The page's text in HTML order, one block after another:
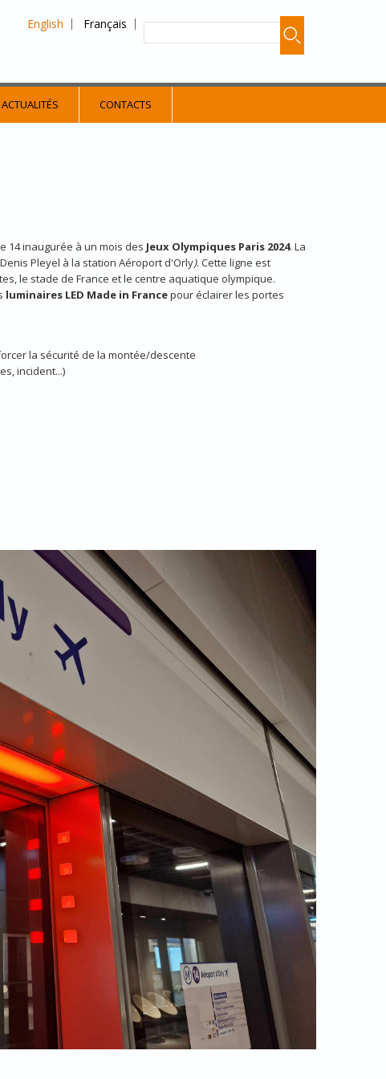
English Français
ACTUALITÉS CONTACTS
14 inaugurée à un mois des Jeux Olympiques Paris 2024. La
Pleyel à la station Aéroport d'Orly). Cette ligne est
le stade de France et le centre aquatique olympique.
luminaires LED Made in Francepour éclairer les portes
la sécurité de la montée/descente
incident...)